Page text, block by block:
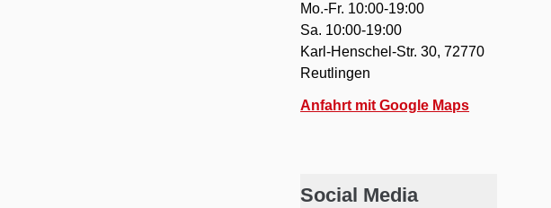
Mo.-Fr. 10:00-19:00
Sa. 10:00-19:00
Karl-Henschel-Str. 30, 72770
Reutlingen
Anfahrt mit Google Maps
Social Media